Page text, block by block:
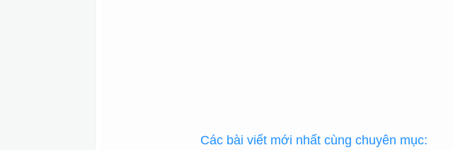
Các bài viết mới nhất cùng chuyên mục: